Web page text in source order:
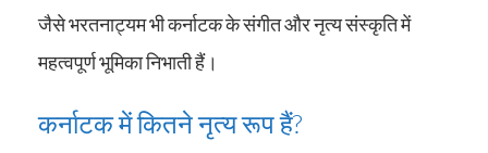
जैसे भरतनाट्यम भी कर्नाटक के संगीत और नृत्य संस्कृति में
महत्वपूर्ण भूमिका निभाती हैं।
कर्नाटक में कितने नृत्य रूप हैं?